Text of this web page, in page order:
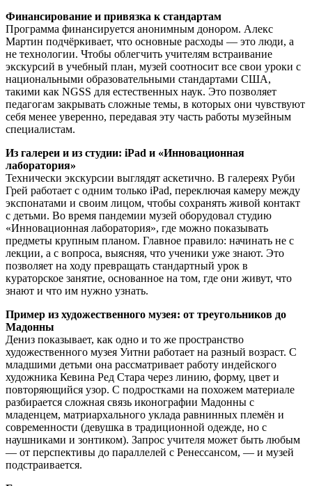
Финансирование и привязка к стандартам
Программа финансируется анонимным донором. Алекс
Мартин подчёркивает, что основные расходы — это люди, а
не технологии. Чтобы облегчить учителям встраивание
экскурсий в учебный план, музей соотносит все свои уроки с
национальными образовательными стандартами США,
такими как NGSS для естественных наук. Это позволяет
педагогам закрывать сложные темы, в которых они чувствуют
себя менее уверенно, передавая эту часть работы музейным
специалистам.
Из галереи и из студии: iPad и «Инновационная
лаборатория»
Технически экскурсии выглядят аскетично. В галереях Руби
Грей работает с одним только iPad, переключая камеру между
экспонатами и своим лицом, чтобы сохранять живой контакт
с детьми. Во время пандемии музей оборудовал студию
«Инновационная лаборатория», где можно показывать
предметы крупным планом. Главное правило: начинать не с
лекции, а с вопроса, выясняя, что ученики уже знают. Это
позволяет на ходу превращать стандартный урок в
кураторское занятие, основанное на том, где они живут, что
знают и что им нужно узнать.
Пример из художественного музея: от треугольников до
Мадонны
Дениз показывает, как одно и то же пространство
художественного музея Уитни работает на разный возраст. С
младшими детьми она рассматривает работу индейского
художника Кевина Ред Стара через линию, форму, цвет и
повторяющийся узор. С подростками на похожем материале
разбирается сложная связь иконографии Мадонны с
младенцем, матриархального уклада равнинных племён и
современности (девушка в традиционной одежде, но с
наушниками и зонтиком). Запрос учителя может быть любым
— от перспективы до параллелей с Ренессансом, — и музей
подстраивается.